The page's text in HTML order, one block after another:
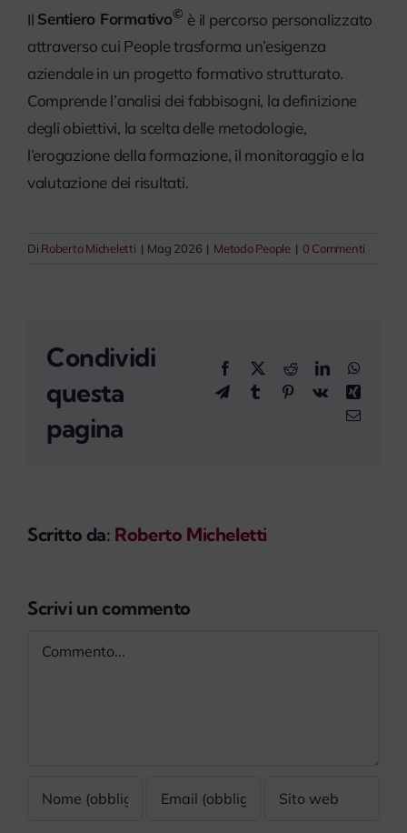
myPeople
Il Sentiero Formativo© è il percorso personalizzato
attraverso cui People trasforma un’esigenza
aziendale in un progetto formativo strutturato.
Comprende l’analisi dei fabbisogni, la definizione
degli obiettivi, la scelta delle metodologie,
l’erogazione della formazione, il monitoraggio e la
valutazione dei risultati.
Di Roberto Micheletti | Mag 2026 | Metodo People | 0 Commenti
Condividi
questa
pagina
Facebook
X RedditLinkedIn
TelegramTumblr PinterestVk
Email
Scritto da: Roberto Micheletti
Scrivi un commento
Commento